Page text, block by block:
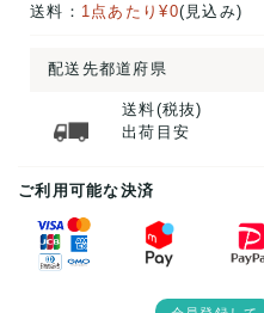
送料： 1点あたり¥0(見込み)
配送先都道府県
送料(税抜)
出荷目安
ご利用可能な決済